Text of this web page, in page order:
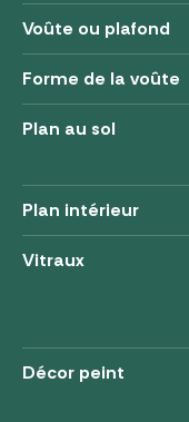
Voûte ou plafond
Forme de la voûte
Plan au sol
Plan intérieur
Vitraux
Décor peint